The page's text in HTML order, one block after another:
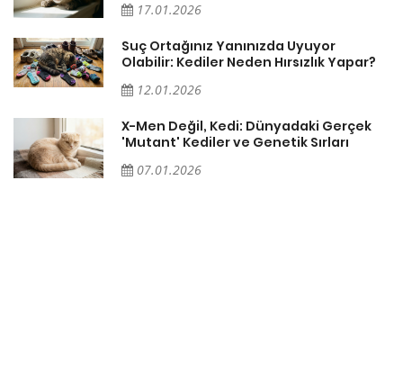
17.01.2026
Suç Ortağınız Yanınızda Uyuyor
Olabilir: Kediler Neden Hırsızlık Yapar?
12.01.2026
X-Men Değil, Kedi: Dünyadaki Gerçek
'Mutant' Kediler ve Genetik Sırları
07.01.2026